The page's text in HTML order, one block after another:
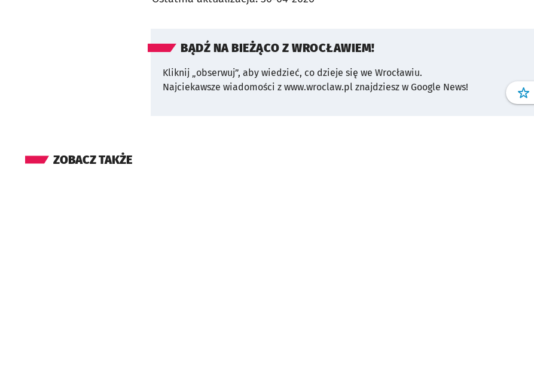
BĄDŹ NA BIEŻĄCO Z WROCŁAWIEM!
Kliknij „obserwuj”, aby wiedzieć, co dzieje się we Wrocławiu.
Najciekawsze wiadomości z www.wroclaw.pl znajdziesz w Google News!
ZOBACZ TAKŻE